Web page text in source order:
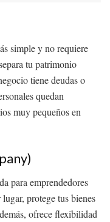
simple y no requiere
tu patrimonio
tiene deudas o
quedan
muy pequeños en
para emprendedores
protege tus bienes
ofrece flexibilidad